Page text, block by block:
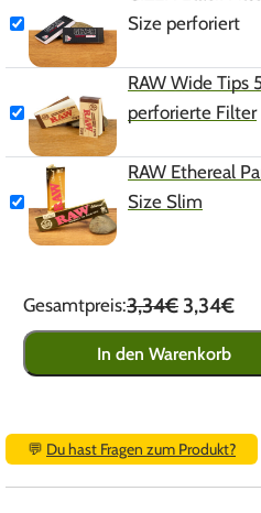
Size perforiert
RAW Wide Tips
perforierte Filter
RAW Ethereal
Size Slim
Gesamtpreis:3,34€3,34€
In den Warenkorb
💬 Du hast Fragen zum Produkt?